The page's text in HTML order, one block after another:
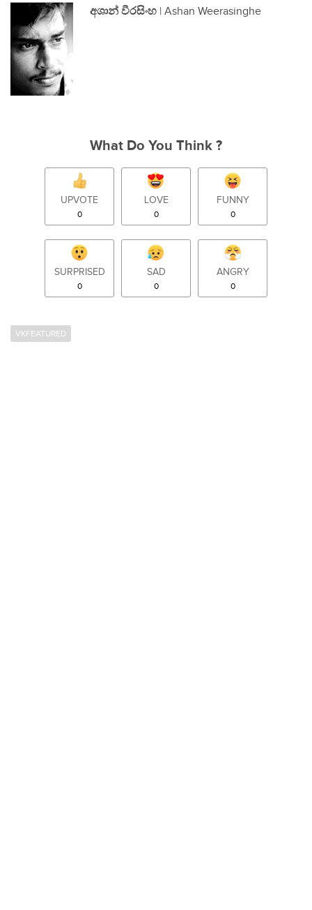
අශාන් වීරසිංහ | Ashan Weerasinghe
What Do You Think ?
UPVOTE
0
LOVE
0
FUNNY
0
SURPRISED
0
SAD
0
ANGRY
0
VKFEATURED